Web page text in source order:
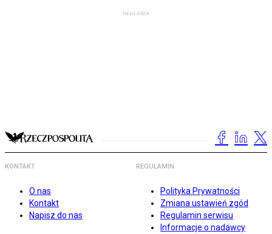
KONTAKT
O nas
Kontakt
Napisz do nas
REGULAMIN
Polityka Prywatności
Zmiana ustawień zgód
Regulamin serwisu
Informacje o nadawcy